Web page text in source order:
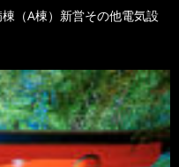
（A棟）新営その他電気設